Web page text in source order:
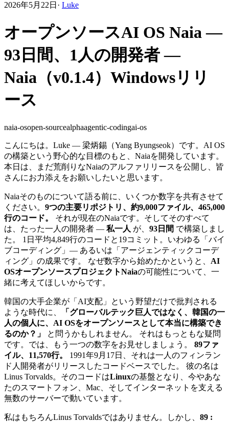
2026年5月22日 · Luke
オープンソースAI OS Naia —
93日間、1人の開発者 —
Naia（v0.1.4）Windowsリリ
ース
naia-osopen-sourcealphaagentic-codingai-os
こんにちは。Luke — 梁炳錫（Yang Byungseok）です。AI OS
の構築という野心的な目標のもと、Naiaを開発しています。
本日は、まだ荒削りなNaiaのアルファリリースを公開し、皆
さんにお力添えをお願いしたいと思います。
Naiaそのものについて語る前に、いくつか数字を共有させて
ください。 9つの主要リポジトリ、約9,000ファイル、465,000
行のコード。
それが現在のNaiaです。そしてそのすべて
は、たった一人の開発者 — 私一人 が、 93日間 で構築しまし
た。 1日平均4,849行のコードと19コミット。いわゆる「バイ
ブコーディング」— あるいは「アージェンティックコーデ
ィング」の成果です。 なぜ数字から始めたかというと、 AI
OSオープンソースプロジェクトNaiaの可能性について、一
緒に考えてほしいからです。
韓国の大手企業が「AI支配」という野望だけで批判される
ような時代に、
「グローバルテック巨人ではなく、韓国の一
人の個人に、AI OSをオープンソースとして本当に構築でき
るのか？」
と問うかもしれません。 それはもっともな疑問
です。では、もう一つの数字をお見せしましょう。 89ファ
イル、11,570行。
1991年9月17日、それは一人のフィンラン
ド人開発者がリリースしたコードベースでした。 彼の名は
Linus Torvalds。そのコードはLinuxの基盤となり、今やあな
たのスマートフォン、Mac、そしてインターネットを支える
無数のサーバーで動いています。
私はもちろんLinus Torvaldsではありません。しかし、 89 :